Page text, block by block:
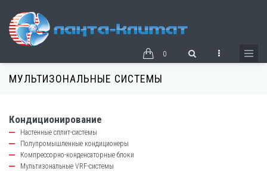
основному
0
МУЛЬТИЗОНАЛЬНЫЕ СИСТЕМЫ
catalog-
left-
block
Кондиционирование
Настенные сплит-системы
Полупромышленные кондиционеры
Компрессорно-конденсаторные блоки
Мультизональные VRF-системы